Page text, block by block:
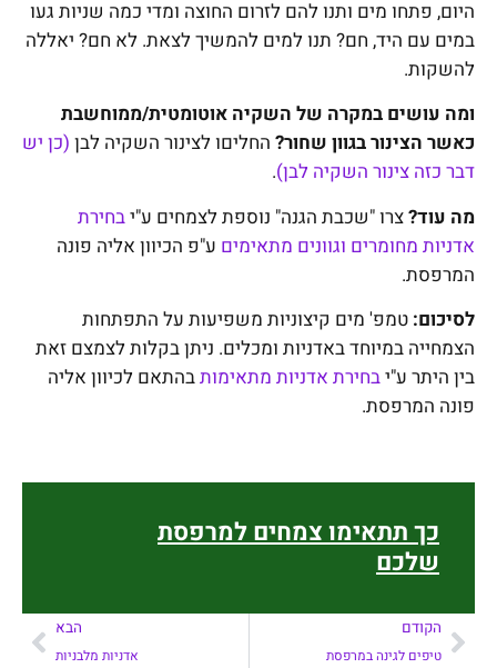
היום, פתחו מים ותנו להם לזרום החוצה ומדי כמה שניות געו
במים עם היד, חם? תנו למים להמשיך לצאת. לא חם? יאללה
להשקות.
ומה עושים במקרה של השקיה אוטומטית/ממוחשבת
כאשר הצינור בגוון שחור? החליםו לצינור השקיה לבן (כן יש
דבר כזה צינור השקיה לבן).
מה עוד?צרו "שכבת הגנה" נוספת לצמחים ע"יבחירת
אדניות מחומרים וגוונים מתאימים ע"פ הכיוון אליה פונה
המרפסת.
לסיכום: טמפ' מים קיצוניות משפיעות על התפתחות
הצמחייה במיוחד באדניות ומכלים. ניתן בקלות לצמצם זאת
בין היתר ע"יבחירת אדניות מתאימותבהתאם לכיוון אליה
פונה המרפסת.
כך תתאימו צמחים למרפסת
שלכם
הקודם
טיפים לגינה במרפסת
הבא
אדניות מלבניות